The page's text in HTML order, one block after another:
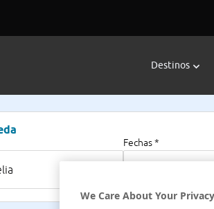
Destinos
Fechas *
We Care About Your Privacy